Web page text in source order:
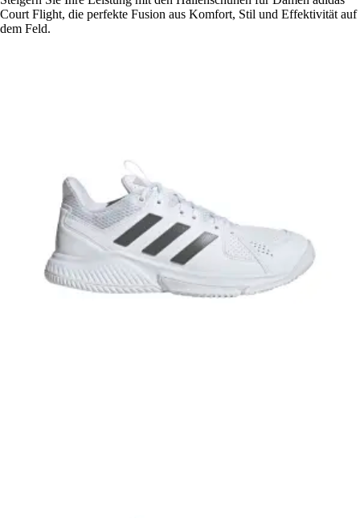
Court Flight, die perfekte Fusion aus Komfort, Stil und Effektivität auf
dem Feld.